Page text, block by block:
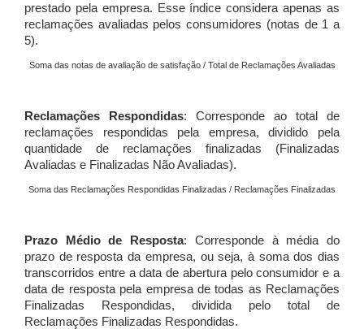
prestado pela empresa. Esse índice considera apenas as
reclamações avaliadas pelos consumidores (notas de 1 a
5).
Soma das notas de avaliação de satisfação / Total de Reclamações Avaliadas
Reclamações Respondidas: Corresponde ao total de
reclamações respondidas pela empresa, dividido pela
quantidade de reclamações finalizadas (Finalizadas
Avaliadas e Finalizadas Não Avaliadas).
Soma das Reclamações Respondidas Finalizadas / Reclamações Finalizadas
Prazo Médio de Resposta: Corresponde à média do
prazo de resposta da empresa, ou seja, à soma dos dias
transcorridos entre a data de abertura pelo consumidor e a
data de resposta pela empresa de todas as Reclamações
Finalizadas Respondidas, dividida pelo total de
Reclamações Finalizadas Respondidas.